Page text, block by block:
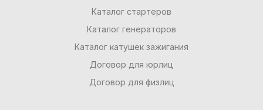
Каталог стартеров
Каталог генераторов
Каталог катушек зажигания
Договор для юрлиц
Договор для физлиц